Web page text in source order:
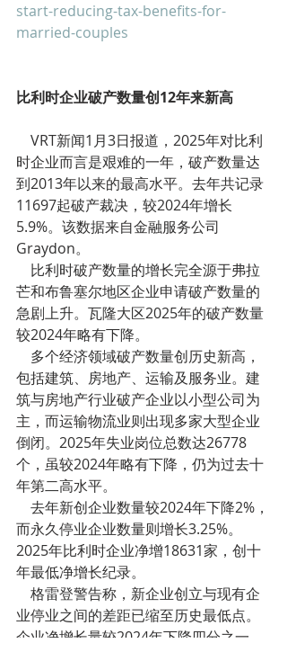
start-reducing-tax-benefits-for-
married-couples
比利时企业破产数量创12年来新高
VRT新闻1月3日报道，2025年对比利
时企业而言是艰难的一年，破产数量达
到2013年以来的最高水平。去年共记录
11697起破产裁决，较2024年增长
5.9%。该数据来自金融服务公司
Graydon。
比利时破产数量的增长完全源于弗拉
芒和布鲁塞尔地区企业申请破产数量的
急剧上升。瓦隆大区2025年的破产数量
较2024年略有下降。
多个经济领域破产数量创历史新高，
包括建筑、房地产、运输及服务业。建
筑与房地产行业破产企业以小型公司为
主，而运输物流业则出现多家大型企业
倒闭。2025年失业岗位总数达26778
个，虽较2024年略有下降，仍为过去十
年第二高水平。
去年新创企业数量较2024年下降2%，
而永久停业企业数量则增长3.25%。
2025年比利时企业净增18631家，创十
年最低净增长纪录。
格雷登警告称，新企业创立与现有企
业停业之间的差距已缩至历史最低点。
企业净增长量较2024年下降四分之一，